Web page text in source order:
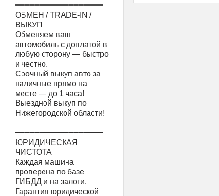
━━━━━━━━━━━━━━━━━━
ОБМЕН / TRADE-IN /
ВЫКУП
Обменяем ваш
автомобиль с доплатой в
любую сторону — быстро
и честно.
Срочный выкуп авто за
наличные прямо на
месте — до 1 часа!
Выездной выкуп по
Нижегородской области!
━━━━━━━━━━━━━━━━━━
ЮРИДИЧЕСКАЯ
ЧИСТОТА
Каждая машина
проверена по базе
ГИБДД и на залоги.
Гарантия юридической